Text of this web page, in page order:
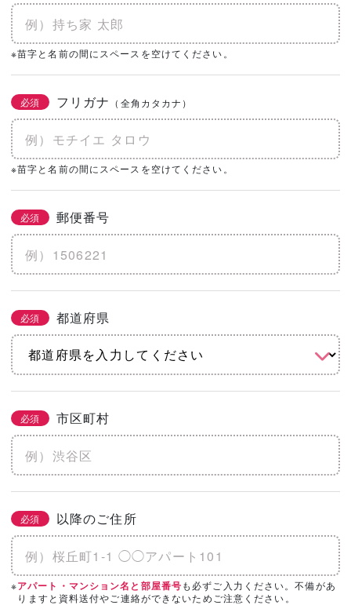
※苗字と名前の間にスペースを空けてください。
必須 フリガナ （全角カタカナ）
※苗字と名前の間にスペースを空けてください。
必須 郵便番号
必須 都道府県
必須 市区町村
必須 以降のご住所
※アパート・マンション名と部屋番号も必ずご入力ください。不備があ
りますと資料送付やご連絡ができないためご注意ください。